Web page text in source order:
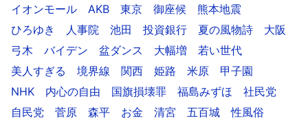
イオンモール
AKB 東京 御座候
熊本地震
ひろゆき
人事院 池田 投資銀行 夏の風物詩
大阪
弓木
バイデン 盆ダンス 大幅増
若い世代
美人すぎる
境界線 関西 姫路 米原
甲子園
NHK
内心の自由 国旗損壊罪 福島みずほ
社民党
自民党
菅原 森平 お金 清宮 五百城
性風俗